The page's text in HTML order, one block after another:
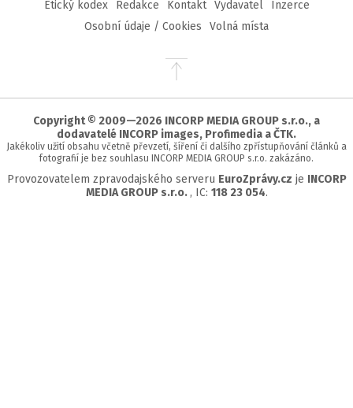
Etický kodex Redakce Kontakt Vydavatel
Inzerce
Osobní údaje / Cookies
Volná místa
Přejít
stránky
Copyright © 2009—2026 INCORP MEDIA GROUP s.r.o., a
dodavatelé INCORP images, Profimedia a ČTK.
Jakékoliv užití obsahu včetně převzetí, šíření či dalšího zpřístupňování článků a
fotografií je bez souhlasu INCORP MEDIA GROUP s.r.o. zakázáno.
Provozovatelem zpravodajského serveru EuroZprávy.cz je INCORP
MEDIA GROUP s.r.o. , IC: 118 23 054.